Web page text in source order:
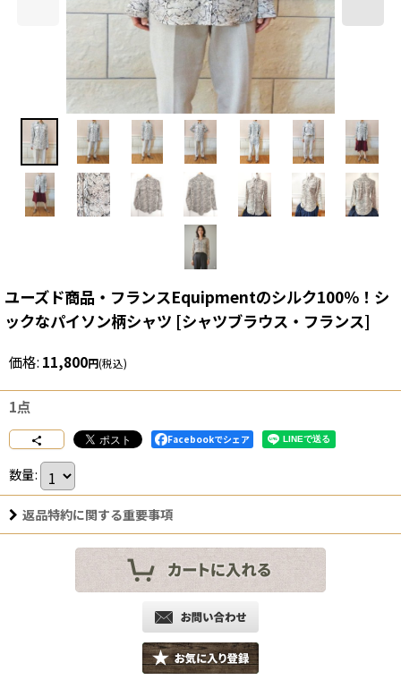
ユーズド商品・フランスEquipmentのシルク100％！シ
ックなパイソン柄シャツ [シャツブラウス・フランス]
価格: 11,800円(税込)
1点
Facebookでシェア
数量:
返品特約に関する重要事項